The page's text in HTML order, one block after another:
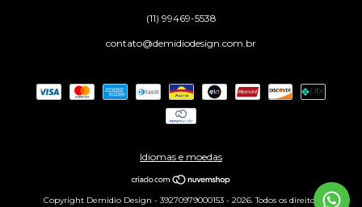
(11) 99469-5538
contato@demidiodesign.com.br
Idiomas e moedas
Copyright Demidio Design - 39270979000153 - 2026. Todos os direitos